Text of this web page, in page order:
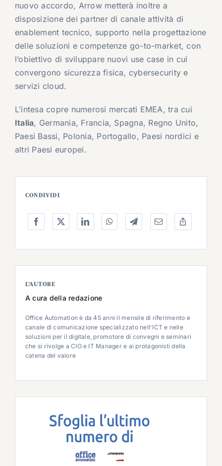
nuovo accordo, Arrow metterà inoltre a
disposizione dei partner di canale attività di
enablement tecnico, supporto nella progettazione
delle soluzioni e competenze go-to-market, con
l’obiettivo di sviluppare nuovi use case in cui
convergono sicurezza fisica, cybersecurity e
servizi cloud.
L’intesa copre numerosi mercati EMEA, tra cui
Italia, Germania, Francia, Spagna, Regno Unito,
Paesi Bassi, Polonia, Portogallo, Paesi nordici e
altri Paesi europei.
CONDIVIDI
L’AUTORE
A cura della redazione
Office Automation è da 45 anni il mensile di riferimento e
canale di comunicazione specializzato nell'ICT e nelle
soluzioni per il digitale, promotore di convegni e seminari
che si rivolge a CIO e IT Manager e ai protagonisti della
catena del valore